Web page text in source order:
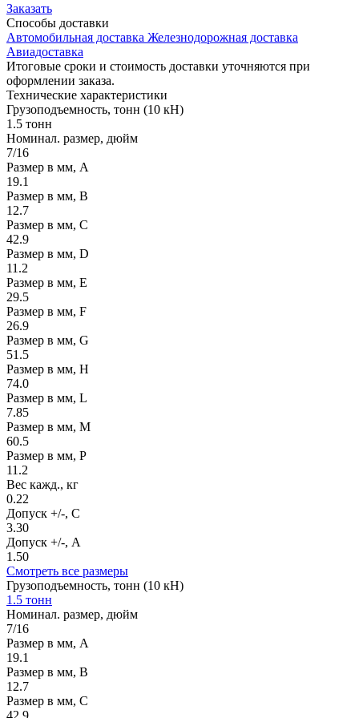
Заказать
Способы доставки
Автомобильная доставка Железнодорожная доставка
Авиадоставка
Итоговые сроки и стоимость доставки уточняются при
оформлении заказа.
Технические характеристики
Грузоподъемность, тонн (10 кН)
1.5 тонн
Номинал. размер, дюйм
7/16
Размер в мм, А
19.1
Размер в мм, В
12.7
Размер в мм, С
42.9
Размер в мм, D
11.2
Размер в мм, E
29.5
Размер в мм, F
26.9
Размер в мм, G
51.5
Размер в мм, H
74.0
Размер в мм, L
7.85
Размер в мм, M
60.5
Размер в мм, P
11.2
Вес кажд., кг
0.22
Допуск +/-, C
3.30
Допуск +/-, A
1.50
Смотреть все размеры
Грузоподъемность, тонн (10 кН)
1.5 тонн
Номинал. размер, дюйм
7/16
Размер в мм, А
19.1
Размер в мм, В
12.7
Размер в мм, С
42.9